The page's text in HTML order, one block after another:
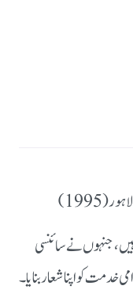
(1995)
جنہوں نے سائنسی
خدمت کو اپنا شعار بنایا۔